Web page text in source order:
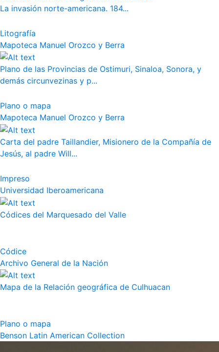
La invasión norte-americana. 184...
Litografía
Mapoteca Manuel Orozco y Berra
Plano de las Provincias de Ostimuri, Sinaloa, Sonora, y
demás circunvezinas y p...
Plano o mapa
Mapoteca Manuel Orozco y Berra
Carta del padre Taillandier, Misionero de la Compañía de
Jesús, al padre Will...
Impreso
Universidad Iberoamericana
Códices del Marquesado del Valle
Códice
Archivo General de la Nación
Mapa de la Relación geográfica de Culhuacan
Plano o mapa
Benson Latin American Collection